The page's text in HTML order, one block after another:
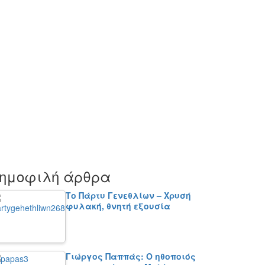
άρθρα
Το Πάρτυ Γενεθλίων – Χρυσή
φυλακή, θνητή εξουσία
Γιώργος Παππάς: Ο ηθοποιός